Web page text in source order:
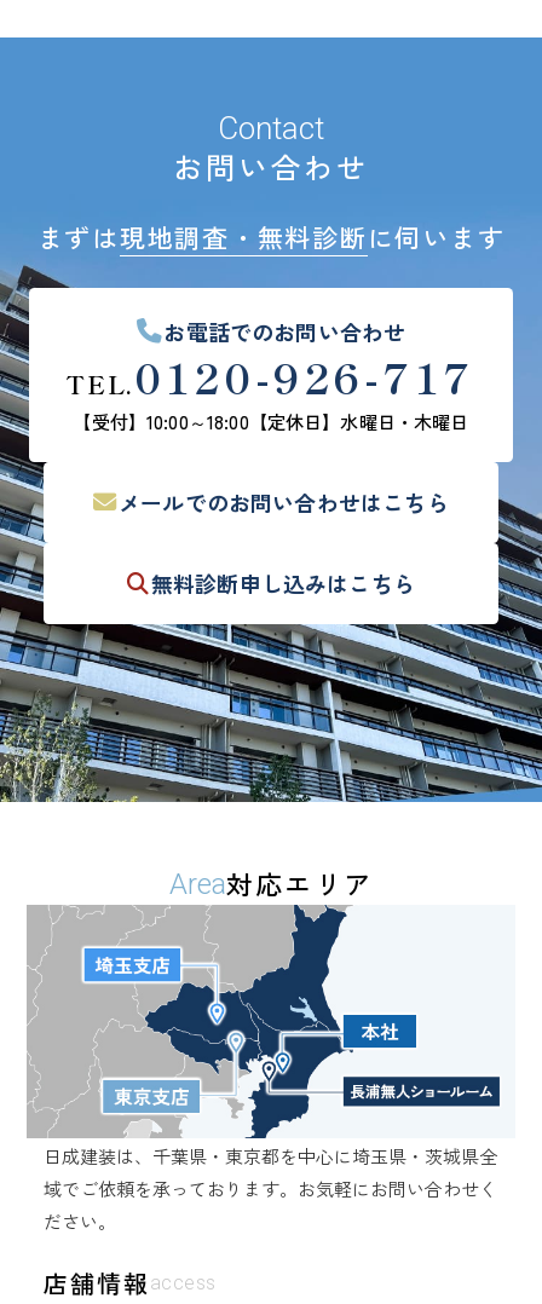
Contact
お問い合わせ
まずは現地調査・無料診断 に伺います
お電話でのお問い合わせ
TEL.0120-926-717
【受付】10:00～18:00 【定休日】水曜日・木曜日
メールでのお問い合わせはこちら
無料診断申し込みはこちら
Area対応エリア
日成建装は、千葉県・東京都を中心に埼玉県・茨城県全
域でご依頼を承っております。 お気軽にお問い合わせく
ださい。
店舗情報access